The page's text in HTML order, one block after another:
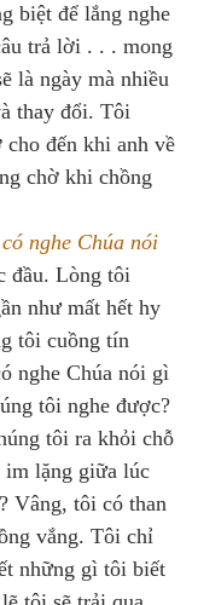
biệt để lắng nghe
trả lời . . . mong
là ngày mà nhiều
thay đổi. Tôi
đến khi anh về
chờ khi chồng
nghe Chúa nói
đầu. Lòng tôi
như mất hết hy
tôi cuồng tín
nghe Chúa nói gì
tôi nghe được?
tôi ra khỏi chỗ
im lặng giữa lúc
Vâng, tôi có than
vắng. Tôi chỉ
những gì tôi biết